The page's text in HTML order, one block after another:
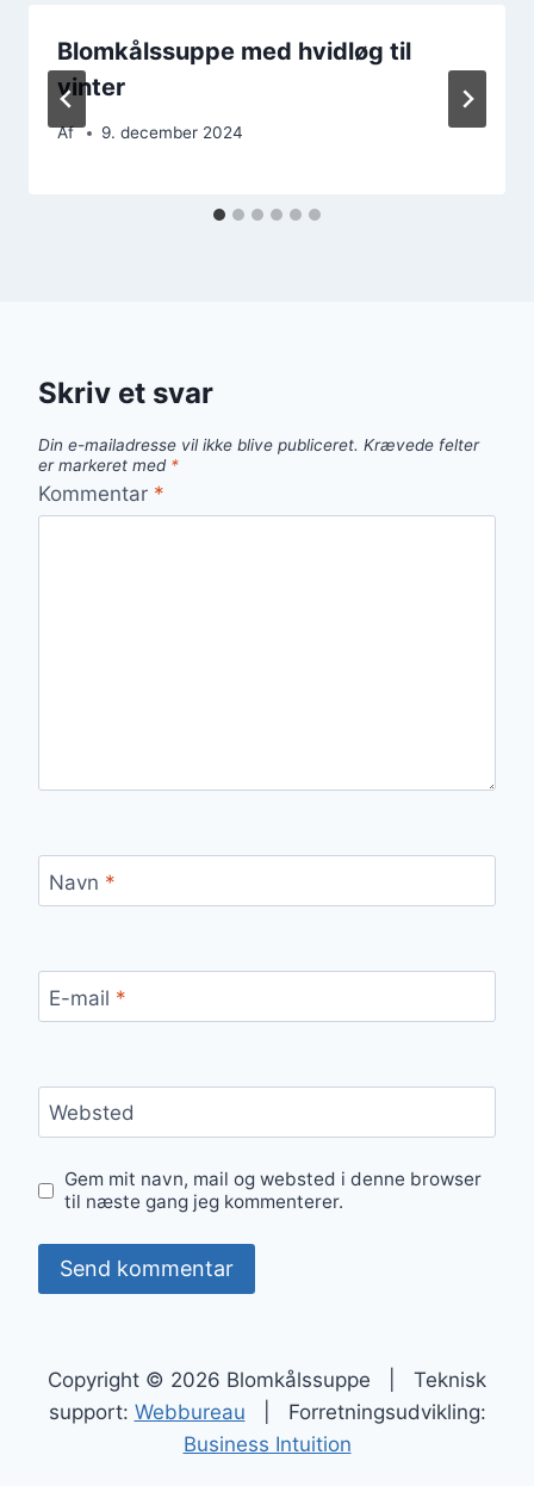
Blomkålssuppe med hvidløg til
vinter
Af 9. december 2024
Skriv et svar
Din e-mailadresse vil ikke blive publiceret. Krævede felter
er markeret med *
Kommentar *
Navn *
E-mail *
Websted
Gem mit navn, mail og websted i denne browser
til næste gang jeg kommenterer.
Copyright © 2026 Blomkålssuppe | Teknisk
support: Webbureau | Forretningsudvikling:
Business Intuition